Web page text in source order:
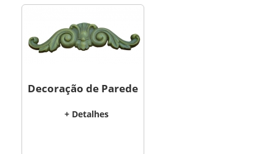
Decoração de Parede
+ Detalhes